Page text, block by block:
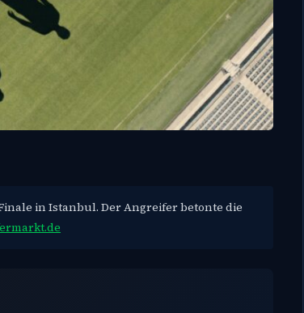
in Istanbul. Der Angreifer betonte die